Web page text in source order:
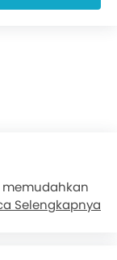
memudahkan
di Ciamis.
Selengkapnya